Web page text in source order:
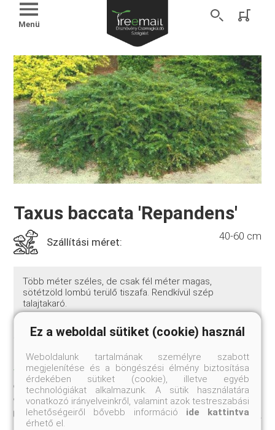
Menü
Taxus baccata 'Repandens'
Szállítási méret: 40-60 cm
Több méter széles, de csak fél méter magas,
sötétzöld lombú terülő tiszafa. Rendkívül szép
talajtakaró.
Jelenleg nem rendelhető
TULAJDONSÁGOK
Szállítási méret: 40-60 cm
Kiszerelés: K4
Ez a weboldal sütiket (cookie) használ
Weboldalunk tartalmának személyre szabott
megjelenítése és a böngészési élmény biztosítása
érdekében sütiket (cookie), illetve egyéb
technológiákat alkalmazunk. A sütik használatára
vonatkozó irányelveinkről, valamint azok testreszabási
lehetőségeiről bővebb információ ide kattintva
érhető el.